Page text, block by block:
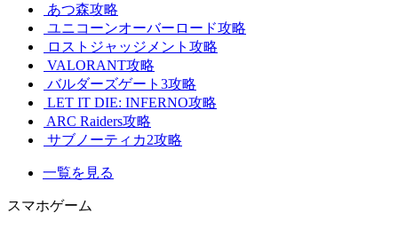
あつ森攻略
ユニコーンオーバーロード攻略
ロストジャッジメント攻略
VALORANT攻略
バルダーズゲート3攻略
LET IT DIE: INFERNO攻略
ARC Raiders攻略
サブノーティカ2攻略
一覧を見る
スマホゲーム